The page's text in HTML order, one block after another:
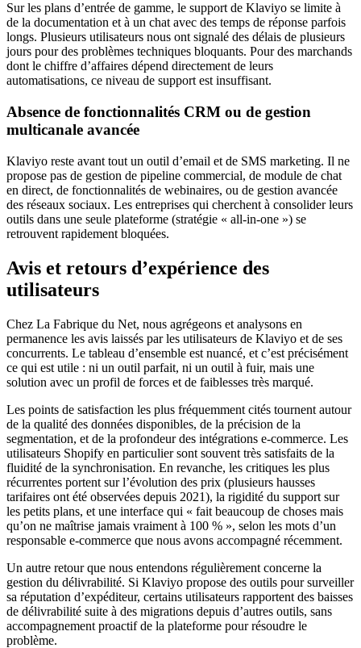
Sur les plans d’entrée de gamme, le support de Klaviyo se limite à
de la documentation et à un chat avec des temps de réponse parfois
longs. Plusieurs utilisateurs nous ont signalé des délais de plusieurs
jours pour des problèmes techniques bloquants. Pour des marchands
dont le chiffre d’affaires dépend directement de leurs
automatisations, ce niveau de support est insuffisant.
Absence de fonctionnalités CRM ou de gestion
multicanale avancée
Klaviyo reste avant tout un outil d’email et de SMS marketing. Il ne
propose pas de gestion de pipeline commercial, de module de chat
en direct, de fonctionnalités de webinaires, ou de gestion avancée
des réseaux sociaux. Les entreprises qui cherchent à consolider leurs
outils dans une seule plateforme (stratégie « all-in-one ») se
retrouvent rapidement bloquées.
Avis et retours d’expérience des
utilisateurs
Chez La Fabrique du Net, nous agrégeons et analysons en
permanence les avis laissés par les utilisateurs de Klaviyo et de ses
concurrents. Le tableau d’ensemble est nuancé, et c’est précisément
ce qui est utile : ni un outil parfait, ni un outil à fuir, mais une
solution avec un profil de forces et de faiblesses très marqué.
Les points de satisfaction les plus fréquemment cités tournent autour
de la qualité des données disponibles, de la précision de la
segmentation, et de la profondeur des intégrations e-commerce. Les
utilisateurs Shopify en particulier sont souvent très satisfaits de la
fluidité de la synchronisation. En revanche, les critiques les plus
récurrentes portent sur l’évolution des prix (plusieurs hausses
tarifaires ont été observées depuis 2021), la rigidité du support sur
les petits plans, et une interface qui « fait beaucoup de choses mais
qu’on ne maîtrise jamais vraiment à 100 % », selon les mots d’un
responsable e-commerce que nous avons accompagné récemment.
Un autre retour que nous entendons régulièrement concerne la
gestion du délivrabilité. Si Klaviyo propose des outils pour surveiller
sa réputation d’expéditeur, certains utilisateurs rapportent des baisses
de délivrabilité suite à des migrations depuis d’autres outils, sans
accompagnement proactif de la plateforme pour résoudre le
problème.